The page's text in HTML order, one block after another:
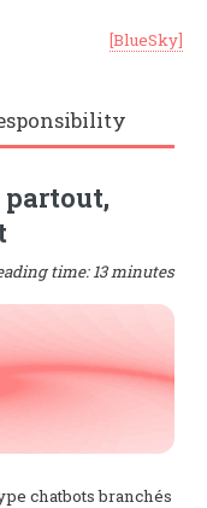
[BlueSky]
time: 13 minutes
chatbots branchés